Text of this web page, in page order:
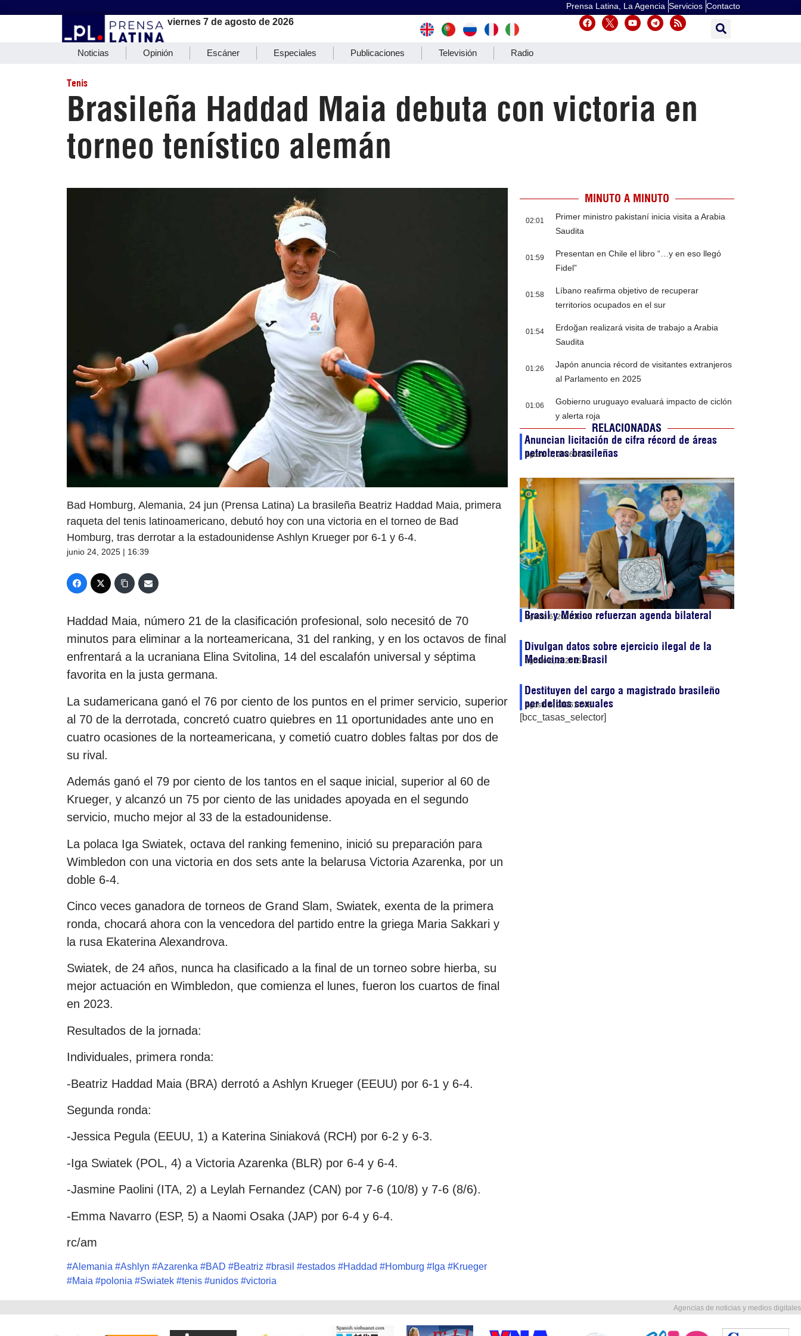
Prensa Latina, La Agencia Servicios Contacto
viernes 7 de agosto de 2026
Noticias Opinión Escáner Especiales Publicaciones Televisión Radio
Tenis
Brasileña Haddad Maia debuta con victoria en
torneo tenístico alemán
Bad Homburg, Alemania, 24 jun (Prensa Latina) La brasileña Beatriz Haddad Maia, primera
raqueta del tenis latinoamericano, debutó hoy con una victoria en el torneo de Bad
Homburg, tras derrotar a la estadounidense Ashlyn Krueger por 6-1 y 6-4.
junio 24, 2025 | 16:39
Haddad Maia, número 21 de la clasificación profesional, solo necesitó de 70
minutos para eliminar a la norteamericana, 31 del ranking, y en los octavos de final
enfrentará a la ucraniana Elina Svitolina, 14 del escalafón universal y séptima
favorita en la justa germana.
La sudamericana ganó el 76 por ciento de los puntos en el primer servicio, superior
al 70 de la derrotada, concretó cuatro quiebres en 11 oportunidades ante uno en
cuatro ocasiones de la norteamericana, y cometió cuatro dobles faltas por dos de
su rival.
Además ganó el 79 por ciento de los tantos en el saque inicial, superior al 60 de
Krueger, y alcanzó un 75 por ciento de las unidades apoyada en el segundo
servicio, mucho mejor al 33 de la estadounidense.
La polaca Iga Swiatek, octava del ranking femenino, inició su preparación para
Wimbledon con una victoria en dos sets ante la belarusa Victoria Azarenka, por un
doble 6-4.
Cinco veces ganadora de torneos de Grand Slam, Swiatek, exenta de la primera
ronda, chocará ahora con la vencedora del partido entre la griega Maria Sakkari y
la rusa Ekaterina Alexandrova.
Swiatek, de 24 años, nunca ha clasificado a la final de un torneo sobre hierba, su
mejor actuación en Wimbledon, que comienza el lunes, fueron los cuartos de final
en 2023.
Resultados de la jornada:
Individuales, primera ronda:
-Beatriz Haddad Maia (BRA) derrotó a Ashlyn Krueger (EEUU) por 6-1 y 6-4.
Segunda ronda:
-Jessica Pegula (EEUU, 1) a Katerina Siniaková (RCH) por 6-2 y 6-3.
-Iga Swiatek (POL, 4) a Victoria Azarenka (BLR) por 6-4 y 6-4.
-Jasmine Paolini (ITA, 2) a Leylah Fernandez (CAN) por 7-6 (10/8) y 7-6 (8/6).
-Emma Navarro (ESP, 5) a Naomi Osaka (JAP) por 6-4 y 6-4.
rc/am
#Alemania #Ashlyn #Azarenka #BAD #Beatriz #brasil #estados #Haddad #Homburg # Iga #Krueger
#Maia #polonia #Swiatek #tenis #unidos #victoria
MINUTO A MINUTO
02:01
Primer ministro pakistaní inicia visita a Arabia
Saudita
01:59
Presentan en Chile el libro “…y en eso llegó
Fidel”
01:58
Líbano reafirma objetivo de recuperar
territorios ocupados en el sur
01:54
Erdoğan realizará visita de trabajo a Arabia
Saudita
01:26
Japón anuncia récord de visitantes extranjeros
al Parlamento en 2025
01:06
Gobierno uruguayo evaluará impacto de ciclón
y alerta roja
RELACIONADAS
Anuncian licitación de cifra récord de áreas
petroleras brasileñas
agosto 7, 202600:02
Brasil y México refuerzan agenda bilateral
agosto 6, 202619:36
Divulgan datos sobre ejercicio ilegal de la
Medicina en Brasil
agosto 6, 202615:44
Destituyen del cargo a magistrado brasileño
por delitos sexuales
agosto 6, 202614:48
[bcc_tasas_selector]
Agencias de noticias y medios digitales